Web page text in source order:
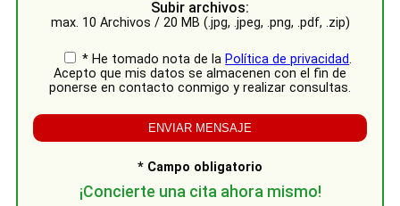
Subir archivos:
max. 10 Archivos / 20 MB (.jpg, .jpeg, .png, .pdf, .zip)
* He tomado nota de la Política de privacidad.
Acepto que mis datos se almacenen con el fin de
ponerse en contacto conmigo y realizar consultas.
* Campo obligatorio
¡Concierte una cita ahora mismo!